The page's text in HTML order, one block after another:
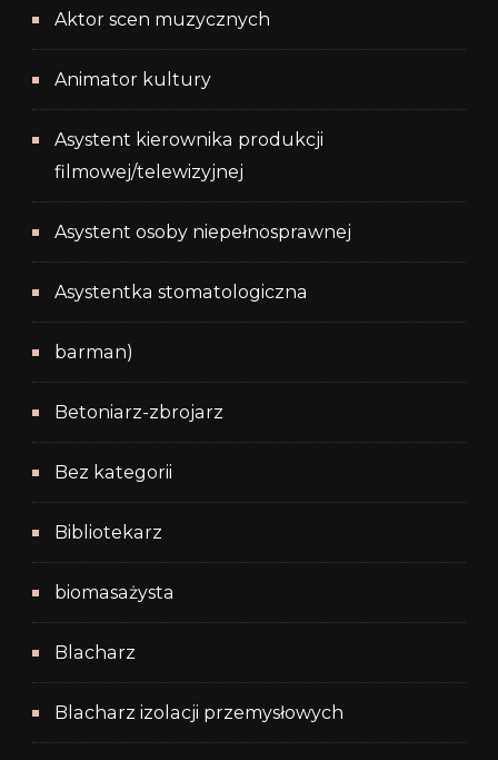
Aktor scen muzycznych
Animator kultury
Asystent kierownika produkcji
filmowej/telewizyjnej
Asystent osoby niepełnosprawnej
Asystentka stomatologiczna
barman)
Betoniarz-zbrojarz
Bez kategorii
Bibliotekarz
biomasażysta
Blacharz
Blacharz izolacji przemysłowych